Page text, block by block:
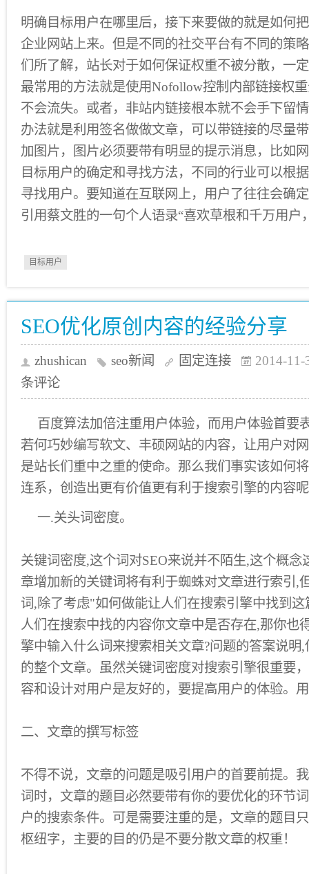
明确目标用户在哪里后，接下来要做的就是如何
企业网站上来。但是不同的社交平台有不同的策
们所了解，站长对于如何保证权重不被分散，一
最常用的方法就是使用Nofollow控制内部链接权
不会流失。或者，非站内链接根本就不会手下留
办法就是利用签名做做文章，可以带链接的尽量
加图片，图片必须要带有明显的提示消息，比如
目标用户的确定和寻找方法，不同的行业可以根
寻找用户。要知道在互联网上，用户了往往会确
引用蔡文胜的一句个人语录“喜欢草根和千万用户
目标用户
SEO优化原创内容的经验分享
zhushican seo新闻 固定连接
2014-11-
条评论
百度算法加倍注重用户体验，而用户体验首要
若何巧妙编写软文、丰硕网站的内容，让用户对
是站长们重中之重的使命。那么我们事实该如何
连系，创造出更有价值更有利于搜索引擎的内容
一.关头词密度。
关键词密度,这个词对SEO来说并不陌生,这个概念
章增加新的关键词将有利于蜘蛛对文章进行索引,
词,除了考虑"如何做能让人们在搜索引擎中找到
人们在搜索中找的内容你文章中是否存在,那你也
擎中输入什么词来搜索相关文章?问题的答案说明
的整个文章。虽然关键词密度对搜索引擎很重要
容和设计对用户是友好的，要提高用户的体验。
二、文章的撰写标签
不得不说，文章的问题是吸引用户的首要前提。
词时，文章的题目必然要带有你的要优化的环节
户的搜索条件。可是需要注重的是，文章的题目
枢纽字，主要的目的仍是不要分散文章的权重！